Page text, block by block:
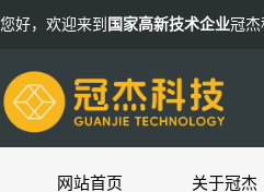
您好，欢迎来到 国家高新技术企业冠杰
网站首页 关于冠杰